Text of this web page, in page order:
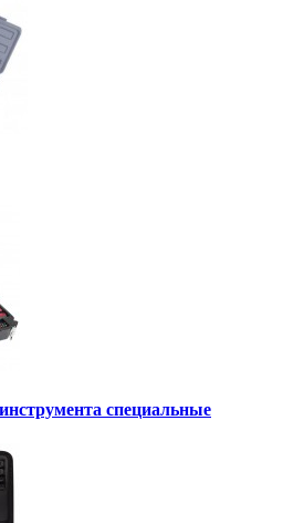
специальные